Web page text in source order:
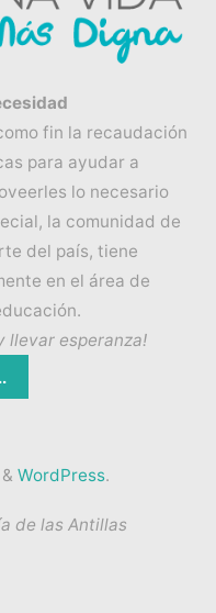
fin la recaudación
para ayudar a
lo necesario
la comunidad de
del país, tiene
en el área de
llevar esperanza!
& WordPress.
de las Antillas